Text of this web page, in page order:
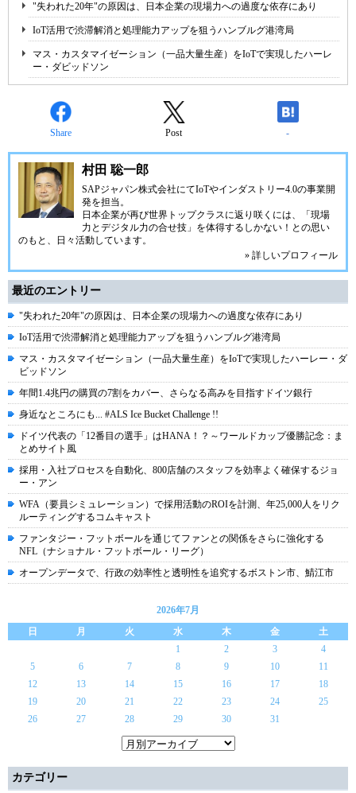
"失われた20年"の原因は、日本企業の現場力への過度な依存にあり
IoT活用で渋滞解消と処理能力アップを狙うハンブルグ港湾局
マス・カスタマイゼーション（一品大量生産）をIoTで実現したハーレ
ー・ダビッドソン
Share Post -
村田 聡一郎
SAPジャパン株式会社にてIoTやインダストリー4.0の事業開
発を担当。
日本企業が再び世界トップクラスに返り咲くには、「現場
力とデジタル力の合せ技」を体得するしかない！との思い
のもと、日々活動しています。
» 詳しいプロフィール
最近のエントリー
"失われた20年"の原因は、日本企業の現場力への過度な依存にあり
IoT活用で渋滞解消と処理能力アップを狙うハンブルグ港湾局
マス・カスタマイゼーション（一品大量生産）をIoTで実現したハーレー・ダ
ビッドソン
年間1.4兆円の購買の7割をカバー、さらなる高みを目指すドイツ銀行
身近なところにも... #ALS Ice Bucket Challenge !!
ドイツ代表の「12番目の選手」はHANA！？～ワールドカップ優勝記念：ま
とめサイト風
採用・入社プロセスを自動化、800店舗のスタッフを効率よく確保するジョ
ー・アン
WFA（要員シミュレーション）で採用活動のROIを計測、年25,000人をリク
ルーティングするコムキャスト
ファンタジー・フットボールを通じてファンとの関係をさらに強化する
NFL（ナショナル・フットボール・リーグ）
オープンデータで、行政の効率性と透明性を追究するボストン市、鯖江市
2026年7月
日
月 火 水 木 金
土
1
2 3
4
5
6 7 8 9 10
11
12
13 14 15 16 17
18
19
20 21 22 23 24
25
26
27 28 29 30 31
カテゴリー